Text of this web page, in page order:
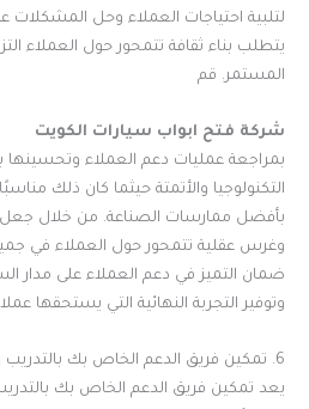
لتلبية احتياجات العملاء وحل المشكلات
يتطلب بناء ثقافة تتمحور حول العملاء
المستمر. قم
شركة فتح ابواب سيارات الكويت
بمراجعة عمليات دعم العملاء وتحسينها
التكنولوجيا والأتمتة حيثما كان ذلك
بأفضل ممارسات الصناعة. من خلال جعل
وغرس عقلية تتمحور حول العملاء في
ضمان التميز في دعم العملاء على مدار
وتوفير التجربة النهائية التي يستحقها
6. تمكين فريق الدعم الخاص بك بالتدريب والموارد
يعد تمكين فريق الدعم الخاص بك بالتدريب